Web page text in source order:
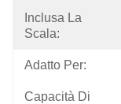
Inclusa La
Scala:
Adatto Per:
Capacità Di